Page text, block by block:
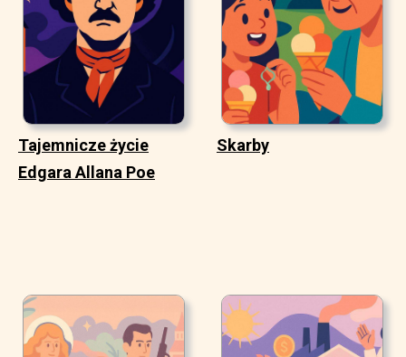
Tajemnicze życie
Edgara Allana Poe
Skarby